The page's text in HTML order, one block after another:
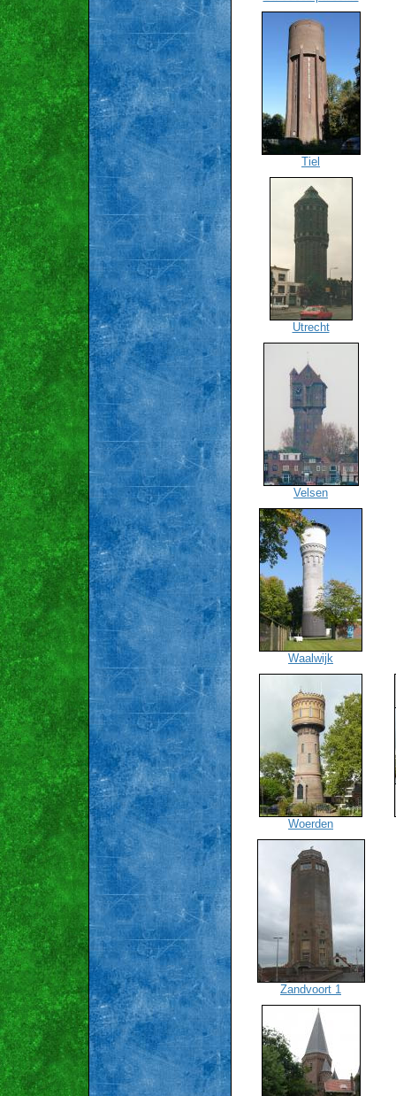
Tiel
Utrecht
Velsen
Waalwijk
Woerden
Zandvoort 1